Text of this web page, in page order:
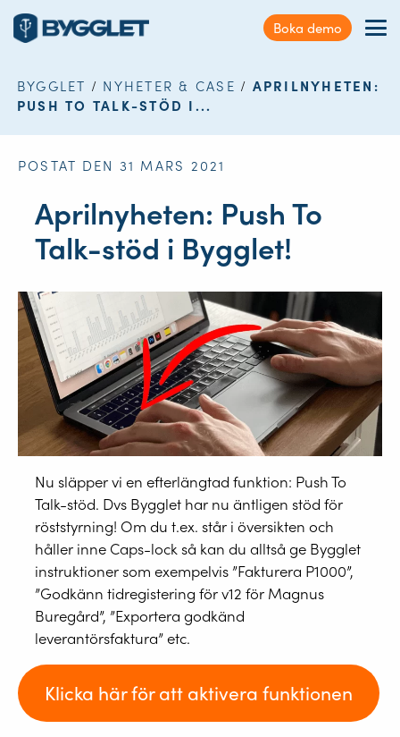
Nyheter & Case
Kontakt
Boka demo
Sök
webbplatsen
BYGGLET / NYHETER & CASE / APRILNYHETEN:
PUSH TO TALK-STÖD I...
POSTAT DEN 31 MARS 2021
Aprilnyheten: Push To
Talk-stöd i Bygglet!
Nu släpper vi en efterlängtad funktion: Push To
Talk-stöd. Dvs Bygglet har nu äntligen stöd för
röststyrning! Om du t.ex. står i översikten och
håller inne Caps-lock så kan du alltså ge Bygglet
instruktioner som exempelvis ”Fakturera P1000”,
”Godkänn tidregistering för v12 för Magnus
Buregård”, ”Exportera godkänd
leverantörsfaktura” etc.
Klicka här för att aktivera funktionen